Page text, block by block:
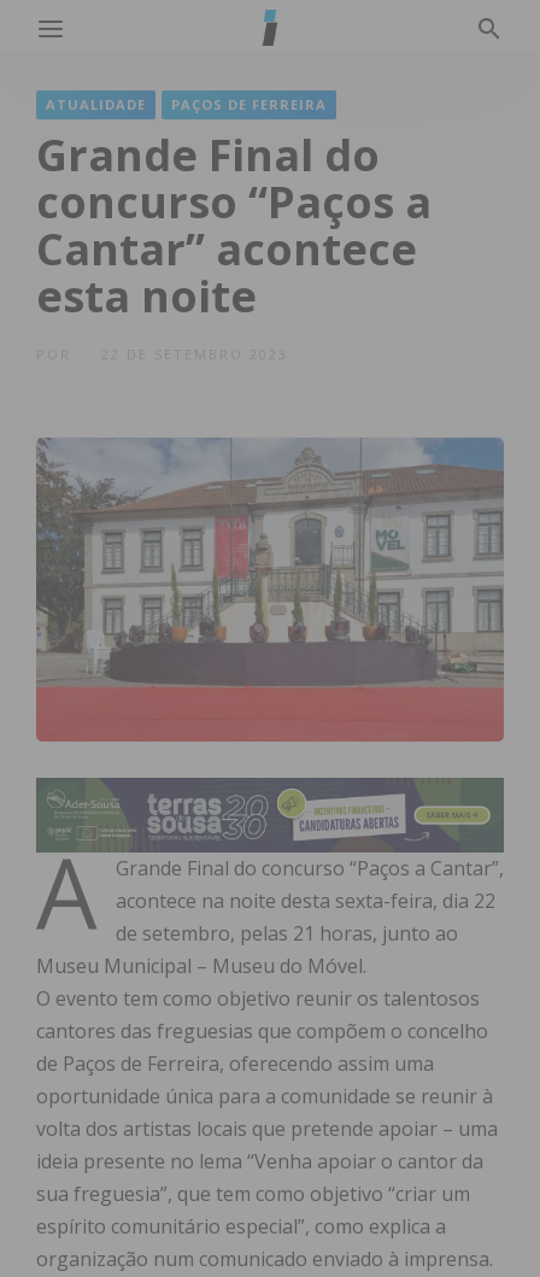
ATUALIDADE PAÇOS DE FERREIRA
Grande Final do
concurso “Paços a
Cantar” acontece
esta noite
22 DE SETEMBRO 2023
A
Grande Final do concurso “Paços a Cantar”,
acontece na noite desta sexta-feira, dia 22
de setembro, pelas 21 horas, junto ao
Museu Municipal – Museu do Móvel.
O evento tem como objetivo reunir os talentosos
cantores das freguesias que compõem o concelho
de Paços de Ferreira, oferecendo assim uma
oportunidade única para a comunidade se reunir à
volta dos artistas locais que pretende apoiar – uma
ideia presente no lema “Venha apoiar o cantor da
sua freguesia”, que tem como objetivo “criar um
espírito comunitário especial”, como explica a
organização num comunicado enviado à imprensa.